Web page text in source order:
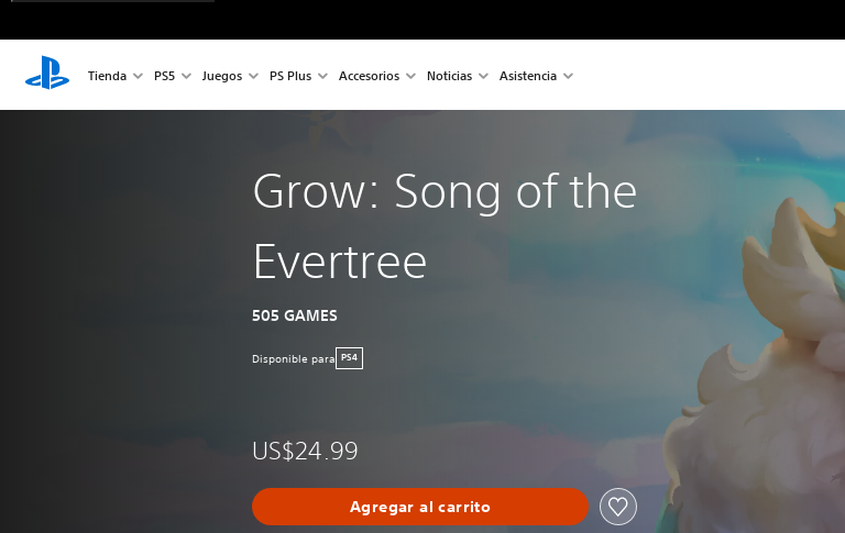
Tienda PS5 Juegos PS Plus Accesorios Noticias Asistencia
Grow: Song of the
Evertree
505 GAMES
Disponible para PS4
US$24.99
Agregar al carrito